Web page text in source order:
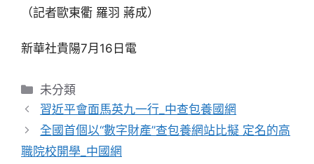
（記者歐東衢 羅羽 蔣成）
新華社貴陽7月16日電
分
類
未分類
習近平會面馬英九一行_中查包養國網
全國首個以“數字財產”查包養網站比擬 定名的高
職院校開學_中國網